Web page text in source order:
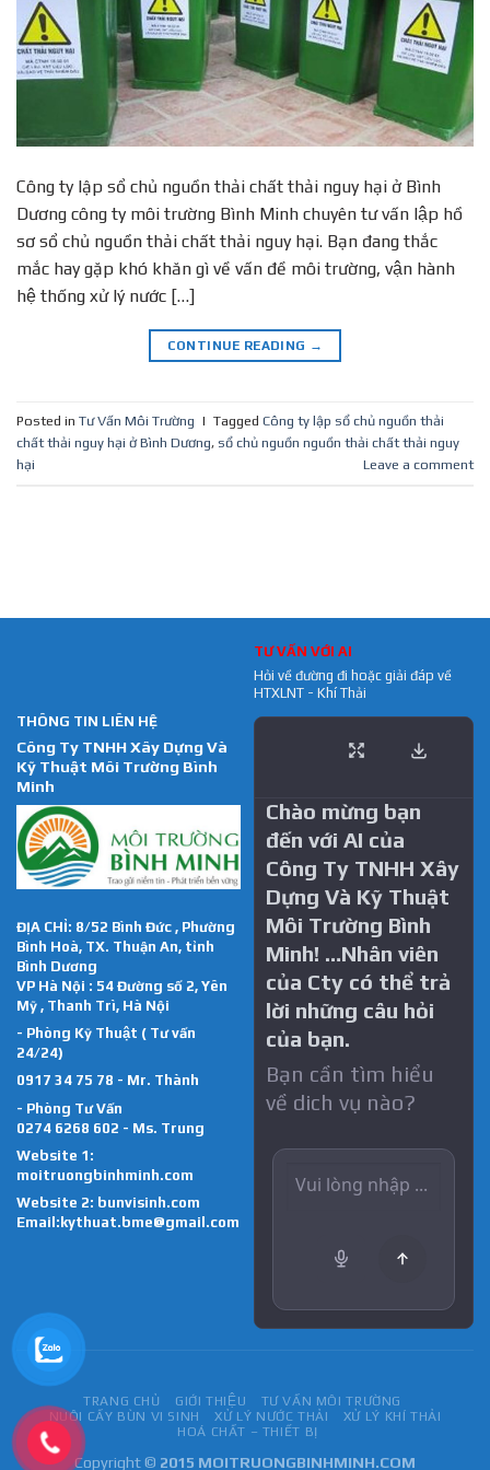
Công ty lập sổ chủ nguồn thải chất thải nguy hại ở Bình
Dương công ty môi trường Bình Minh chuyên tư vấn lập hồ
sơ sổ chủ nguồn thải chất thải nguy hại. Bạn đang thắc
mắc hay gặp khó khăn gì về vấn đề môi trường, vận hành
hệ thống xử lý nước […]
CONTINUE READING →
Posted in Tư Vấn Môi Trường | Tagged Công ty lập sổ chủ nguồn thải
chất thải nguy hại ở Bình Dương, sổ chủ nguồn nguồn thải chất thải nguy
hại
Leave a comment
THÔNG TIN LIÊN HỆ
Công Ty TNHH Xây Dựng Và
Kỹ Thuật Môi Trường Bình
Minh
ĐỊA CHỈ: 8/52 Bình Đức , Phường
Bình Hoà, TX. Thuận An, tỉnh
Bình Dương
VP Hà Nội : 54 Đường số 2, Yên
Mỹ , Thanh Trì, Hà Nội
- Phòng Kỹ Thuật ( Tư vấn
24/24)
0917 34 75 78 - Mr. Thành
- Phòng Tư Vấn
0274 6268 602 - Ms. Trung
Website 1:
moitruongbinhminh.com
Website 2: bunvisinh.com
Email:kythuat.bme@gmail.com
TƯ VẤN VỚI AI
Hỏi về đường đi hoặc giải đáp về
HTXLNT - Khí Thải
Chào mừng bạn
đến với AI của
Công Ty TNHH Xây
Dựng Và Kỹ Thuật
Môi Trường Bình
Minh! …Nhân viên
của Cty có thể trả
lời những câu hỏi
của bạn.
Bạn cần tìm hiểu
về dich vụ nào?
TRANG CHỦ GIỚI THIỆU
TƯ VẤN MÔI TRƯỜNG
NUÔI CẤY BÙN VI SINH
XỬ LÝ NƯỚC THẢI
XỬ LÝ KHÍ THẢI
HOÁ CHẤT – THIẾT BỊ
Copyright © 2015 MOITRUONGBINHMINH.COM